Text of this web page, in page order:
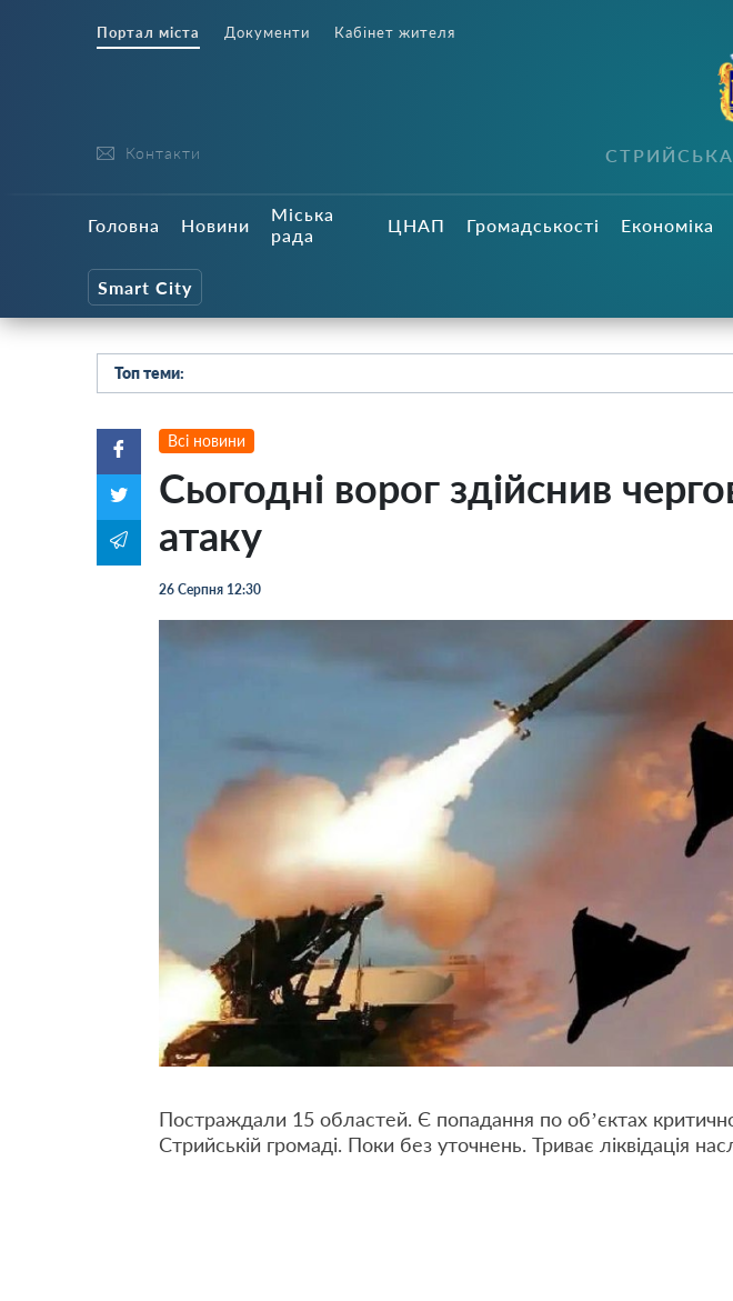
Портал міста Документи Кабінет жителя
Контакти
Головна Новини
Міська
рада
ЦНАП Громадськості Економіка
Smart City
Топ теми:
Всі новини
Сьогодні ворог здійснив
атаку
26 Серпня 12:30
Постраждали 15 областей. Є попадання по обʼєктах
Стрийській громаді. Поки без уточнень. Триває ліквідація